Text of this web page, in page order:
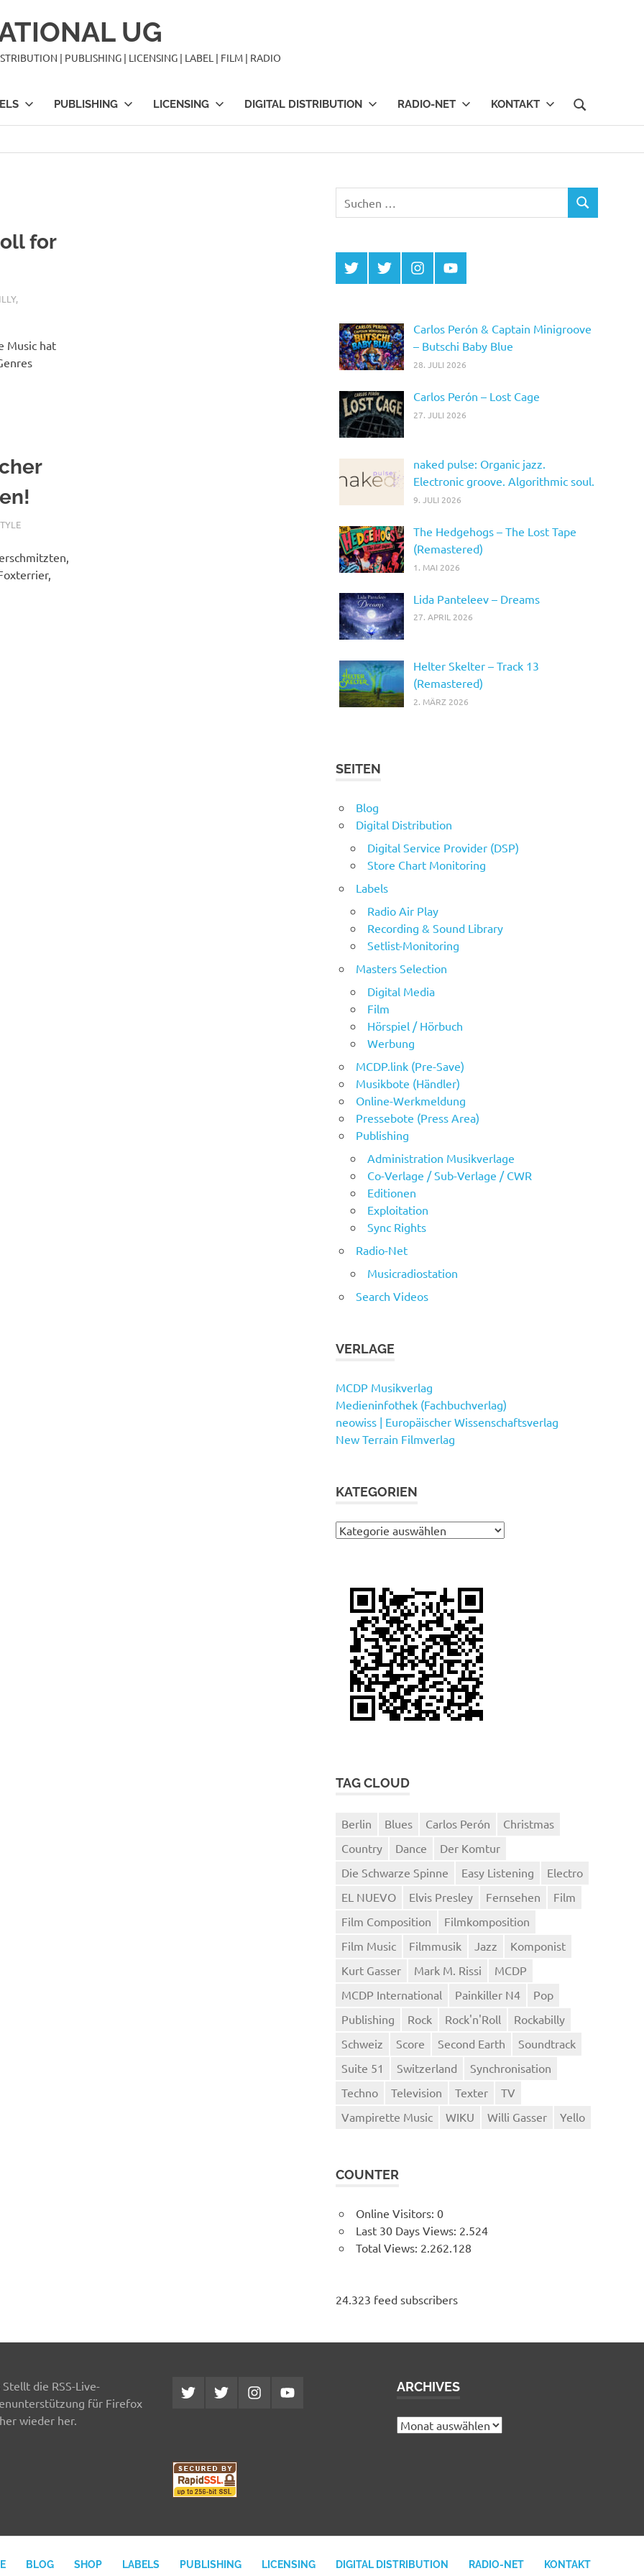
UG
| PUBLISHING | LICENSING | LABEL | FILM | RADIO
PUBLISHING LICENSING DIGITAL DISTRIBUTION RADIO-NET KONTAKT
for
,
Music hat
nach:
SUCHEN
Twitter
MCDP
Twitter
Musicradiostation
InstagramYouTube
Carlos Perón & Captain Minigroove
– Butschi Baby Blue
28. JULI 2026
Carlos Perón – Lost Cage
27. JULI 2026
naked pulse: Organic jazz.
Electronic groove. Algorithmic soul.
9. JULI 2026
The Hedgehogs – The Lost Tape
(Remastered)
1. MAI 2026
Lida Panteleev – Dreams
27. APRIL 2026
Helter Skelter – Track 13
(Remastered)
2. MÄRZ 2026
SEITEN
Blog
Digital Distribution
Digital Service Provider (DSP)
Store Chart Monitoring
Labels
Radio Air Play
Recording & Sound Library
Setlist-Monitoring
Masters Selection
Digital Media
Film
Hörspiel / Hörbuch
Werbung
MCDP.link (Pre-Save)
Musikbote (Händler)
Online-Werkmeldung
Pressebote (Press Area)
Publishing
Administration Musikverlage
Co-Verlage / Sub-Verlage / CWR
Editionen
Exploitation
Sync Rights
Radio-Net
Musicradiostation
Search Videos
VERLAGE
MCDP Musikverlag
Medieninfothek (Fachbuchverlag)
neowiss | Europäischer Wissenschaftsverlag
New Terrain Filmverlag
KATEGORIEN
Kategorien
TAG CLOUD
Berlin Blues Carlos Perón
Christmas
Country
Dance
Der Komtur
Die Schwarze Spinne
Easy Listening
Electro
EL NUEVO
Elvis Presley Fernsehen
Film
Film Composition
Filmkomposition
Film Music
Filmmusik Jazz
Komponist
Kurt Gasser
Mark M. Rissi
MCDP
MCDP International
Painkiller N4
Pop
Publishing
Rock Rock'n'Roll
Rockabilly
Schweiz
Score Second Earth
Soundtrack
Suite 51
Switzerland
Synchronisation
Techno
Television Texter
TV
Vampirette Music
WIKU Willi Gasser Yello
COUNTER
Online Visitors: 0
Last 30 Days Views: 2.524
Total Views: 2.262.128
24.323 feed subscribers
Stellt die RSS-Live-
für Firefox
wieder her.
Twitter
MCDP
Twitter
Musicradiostation
InstagramYouTube ARCHIVES
Archives
BLOG SHOP LABELS PUBLISHING LICENSING DIGITAL DISTRIBUTION RADIO-NET KONTAKT